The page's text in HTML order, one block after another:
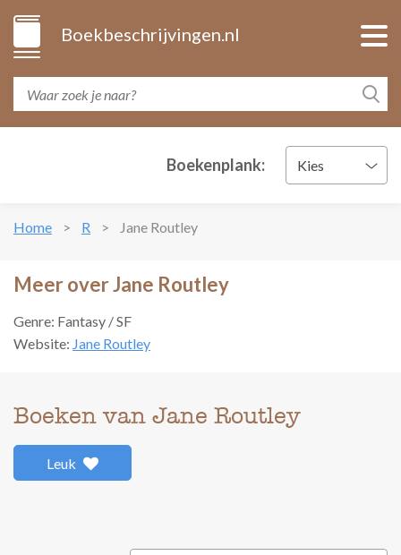
Boekbeschrijvingen.nl
Boekenplank: Kies
Home R Jane Routley
Meer over Jane Routley
Genre: Fantasy / SF
Website: Jane Routley
Boeken van Jane Routley
Leuk